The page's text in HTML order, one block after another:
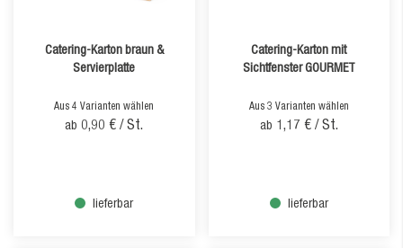
Catering-Karton braun &
Servierplatte
Aus 4 Varianten wählen
ab 0,90 € / St.
lieferbar
Catering-Karton mit
Sichtfenster GOURMET
Aus 3 Varianten wählen
ab 1,17 € / St.
lieferbar